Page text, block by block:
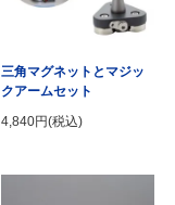
三角マグネットとマジッ
クアームセット
4,840円(税込)